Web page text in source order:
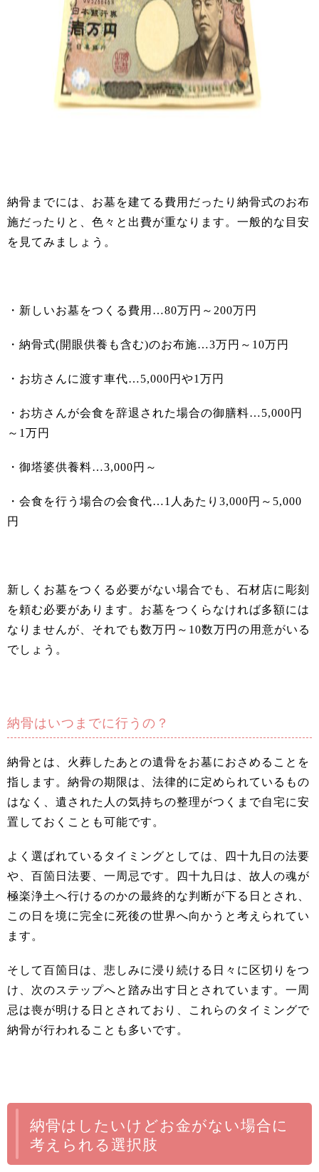
納骨までには、お墓を建てる費用だったり納骨式のお布
施だったりと、色々と出費が重なります。一般的な目安
を見てみましょう。
・新しいお墓をつくる費用…80万円～200万円
・納骨式(開眼供養も含む)のお布施…3万円～10万円
・お坊さんに渡す車代…5,000円や1万円
・お坊さんが会食を辞退された場合の御膳料…5,000円
～1万円
・御塔婆供養料…3,000円～
・会食を行う場合の会食代…1人あたり3,000円～5,000
円
新しくお墓をつくる必要がない場合でも、石材店に彫刻
を頼む必要があります。お墓をつくらなければ多額には
なりませんが、それでも数万円～10数万円の用意がいる
でしょう。
納骨はいつまでに行うの？
納骨とは、火葬したあとの遺骨をお墓におさめることを
指します。納骨の期限は、法律的に定められているもの
はなく、遺された人の気持ちの整理がつくまで自宅に安
置しておくことも可能です。
よく選ばれているタイミングとしては、四十九日の法要
や、百箇日法要、一周忌です。四十九日は、故人の魂が
極楽浄土へ行けるのかの最終的な判断が下る日とされ、
この日を境に完全に死後の世界へ向かうと考えられてい
ます。
そして百箇日は、悲しみに浸り続ける日々に区切りをつ
け、次のステップへと踏み出す日とされています。一周
忌は喪が明ける日とされており、これらのタイミングで
納骨が行われることも多いです。
納骨はしたいけどお金がない場合に
考えられる選択肢